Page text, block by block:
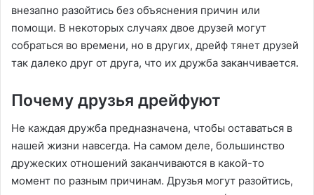
внезапно разойтись без объяснения причин или
помощи. В некоторых случаях двое друзей могут
собраться во времени, но в других, дрейф тянет друзей
так далеко друг от друга, что их дружба заканчивается.
Почему друзья дрейфуют
Не каждая дружба предназначена, чтобы оставаться в
нашей жизни навсегда. На самом деле, большинство
дружеских отношений заканчиваются в какой-то
момент по разным причинам. Друзья могут разойтись,